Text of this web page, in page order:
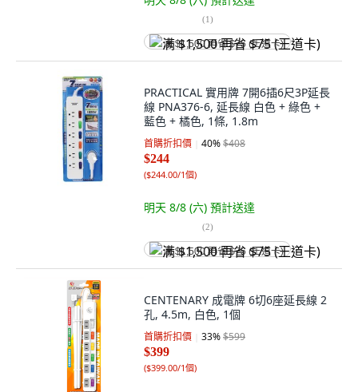
(1)
满 $1,500 再省 $75 (王道卡)
PRACTICAL 實用牌 7開6插6尺3P延長
線 PNA376-6, 延長線 白色 + 綠色 +
藍色 + 橘色, 1條, 1.8m
首購折扣價 40%$408
$244
($244.00/1個)
明天 8/8 (六) 預計送達
(2)
满 $1,500 再省 $75 (王道卡)
CENTENARY 成電牌 6切6座延長線 2
孔, 4.5m, 白色, 1個
首購折扣價 33%$599
$399
($399.00/1個)